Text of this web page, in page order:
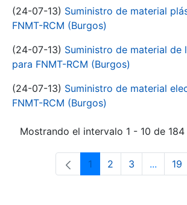
(24-07-13) Suministro de material
FNMT-RCM (Burgos)
(24-07-13) Suministro de material de
para FNMT-RCM (Burgos)
(24-07-13) Suministro de material
FNMT-RCM (Burgos)
Mostrando el intervalo 1 - 10 de
Página
1 Página
2 Página
3 ... 19